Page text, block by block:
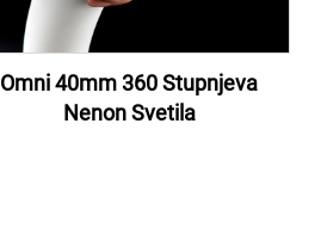
Omni 40mm 360 Stupnjeva
Nenon Svetila